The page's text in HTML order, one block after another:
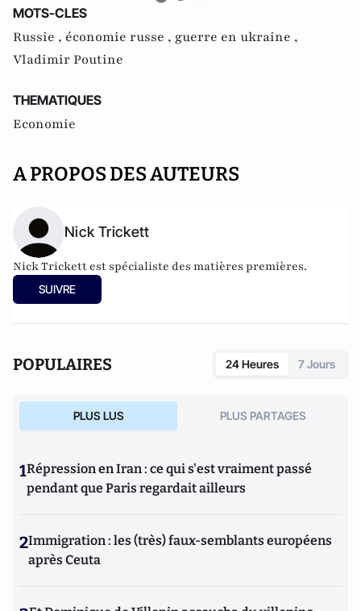
MOTS-CLES
Russie , économie russe , guerre en ukraine ,
Vladimir Poutine
THEMATIQUES
Economie
A PROPOS DES AUTEURS
Nick Trickett
Nick Trickett est spécialiste des matières premières.
SUIVRE
POPULAIRES 24 Heures 7 Jours
PLUS LUS PLUS PARTAGES
1Répression en Iran : ce qui s'est vraiment passé
pendant que Paris regardait ailleurs
2Immigration : les (très) faux-semblants européens
après Ceuta